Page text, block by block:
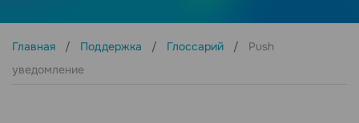
Главная Поддержка Глоссарий
Push
уведомление